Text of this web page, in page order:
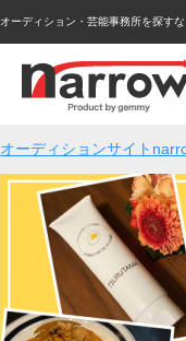
オーディション・芸能事務所を探す
オーディションサイト